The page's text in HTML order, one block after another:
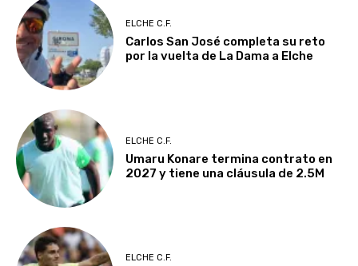
ELCHE C.F.
Carlos San José completa su reto
por la vuelta de La Dama a Elche
ELCHE C.F.
Umaru Konare termina contrato en
2027 y tiene una cláusula de 2.5M
ELCHE C.F.